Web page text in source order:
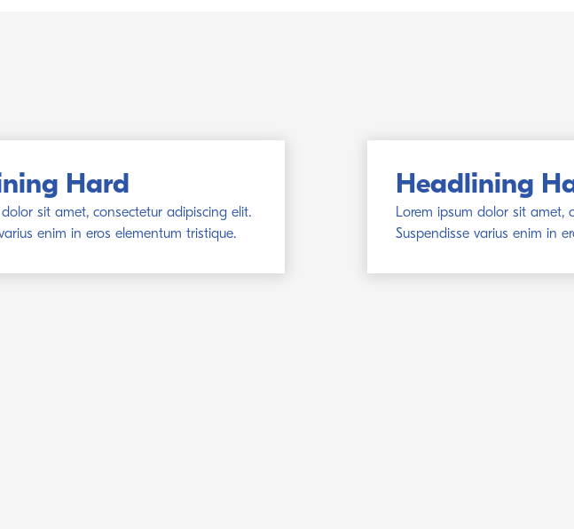
Hard
sit amet, consectetur adipiscing elit.
enim in eros elementum tristique.
Headlining
Lorem ipsum dolor sit amet,
Suspendisse varius enim in